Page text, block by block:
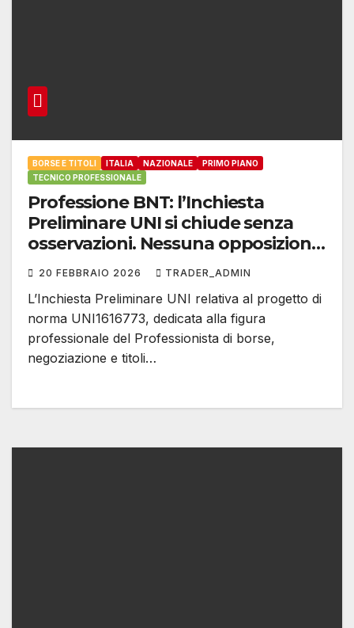
BORSE E TITOLI ITALIA NAZIONALE
PRIMO PIANO
TECNICO PROFESSIONALE
Professione BNT: l’Inchiesta
Preliminare UNI si chiude senza
osservazioni. Nessuna opposizione
da istituzioni, autorità o privati
20 FEBBRAIO 2026 TRADER_ADMIN
L’Inchiesta Preliminare UNI relativa al progetto di
norma UNI1616773, dedicata alla figura
professionale del Professionista di borse,
negoziazione e titoli…